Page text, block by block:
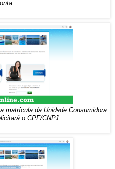
matrícula da Unidade Consumidora
o CPF/CNPJ